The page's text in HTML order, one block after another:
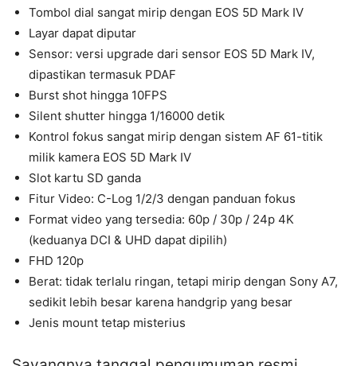
Tombol dial sangat mirip dengan EOS 5D Mark IV
Layar dapat diputar
Sensor: versi upgrade dari sensor EOS 5D Mark IV,
dipastikan termasuk PDAF
Burst shot hingga 10FPS
Silent shutter hingga 1/16000 detik
Kontrol fokus sangat mirip dengan sistem AF 61-titik
milik kamera EOS 5D Mark IV
Slot kartu SD ganda
Fitur Video: C-Log 1/2/3 dengan panduan fokus
Format video yang tersedia: 60p / 30p / 24p 4K
(keduanya DCI & UHD dapat dipilih)
FHD 120p
Berat: tidak terlalu ringan, tetapi mirip dengan Sony A7,
sedikit lebih besar karena handgrip yang besar
Jenis mount tetap misterius